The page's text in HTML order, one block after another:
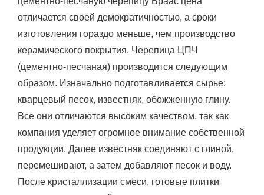
отличается своей демократичностью, а сроки
изготовления гораздо меньше, чем производство
керамического покрытия. Черепица ЦПЧ
(цементно-песчаная) производится следующим
образом. Изначально подготавливается сырье:
кварцевый песок, известняк, обожженную глину.
Все они отличаются высоким качеством, так как
компания уделяет огромное внимание собственной
продукции. Далее известняк соединяют с глиной,
перемешивают, а затем добавляют песок и воду.
После кристаллизации смеси, готовые плитки